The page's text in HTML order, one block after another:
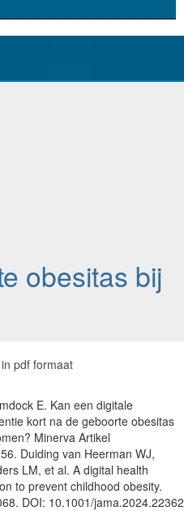
obesitas bij
pdf formaat
E. Kan een digitale
kort na de geboorte obesitas
Minerva Artikel
Duiding van Heerman WJ,
LM, et al. A digital health
to prevent childhood obesity.
DOI: 10.1001/jama.2024.22362